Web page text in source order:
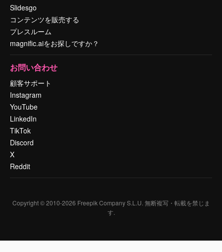
Slidesgo
コンテンツを販売する
プレスルーム
magnific.aiをお探しですか？
お問い合わせ
顧客サポート
Instagram
YouTube
LinkedIn
TikTok
Discord
X
Reddit
Copyright © 2010-2026 Freepik Company S.L.U. 無断複写・転載を禁じま
す.